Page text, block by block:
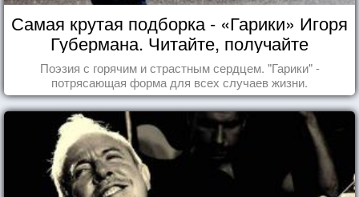
Самая крутая подборка - «Гарики» Игоря
Губермана. Читайте, получайте
удовольствие!
Поэзия с горячим и страстным сердцем. "Гарики" -
потрясающая форма для всех случаев жизни.